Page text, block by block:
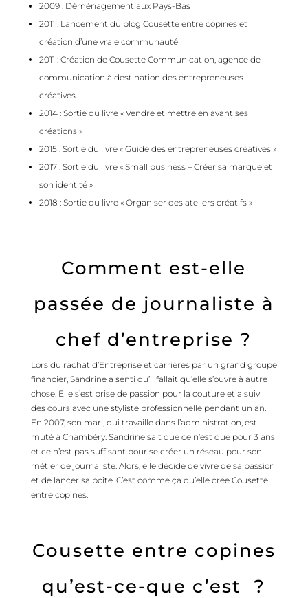
2009 : Déménagement aux Pays-Bas
2011 : Lancement du blog Cousette entre copineset
création d’une vraie communauté
2011 : Création de Cousette Communication, agence de
communication à destination des entrepreneuses
créatives
2014 : Sortie du livre « Vendre et mettre en avant ses
créations »
2015 : Sortie du livre « Guide des entrepreneuses créatives »
2017 : Sortie du livre « Small business – Créer sa marque et
son identité »
2018 : Sortie du livre « Organiser des ateliers créatifs »
Comment est-elle
passée de journaliste à
chef d’entreprise ?
Lors du rachat d’Entreprise et carrières par un grand groupe
financier, Sandrine a senti qu’il fallait qu’elle s’ouvre à autre
chose. Elle s’est prise de passion pour la couture et a suivi
des cours avec une styliste professionnelle pendant un an.
En 2007, son mari, qui travaille dans l’administration, est
muté à Chambéry. Sandrine sait que ce n’est que pour 3 ans
et ce n’est pas suffisant pour se créer un réseau pour son
métier de journaliste. Alors, elle décide de vivre de sa passion
et de lancer sa boîte. C’est comme ça qu’elle crée Cousette
entre copines.
Cousette entre copines
qu’est-ce-que c’est ?